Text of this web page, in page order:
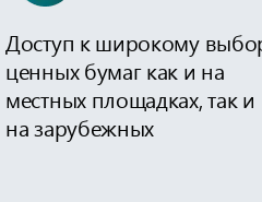
Доступ к широкому
ценных бумаг как и на
местных площадках, так и
на зарубежных